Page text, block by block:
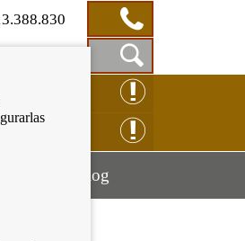
Mostrar
Caja
de
Búsqueda
BlogMostrar